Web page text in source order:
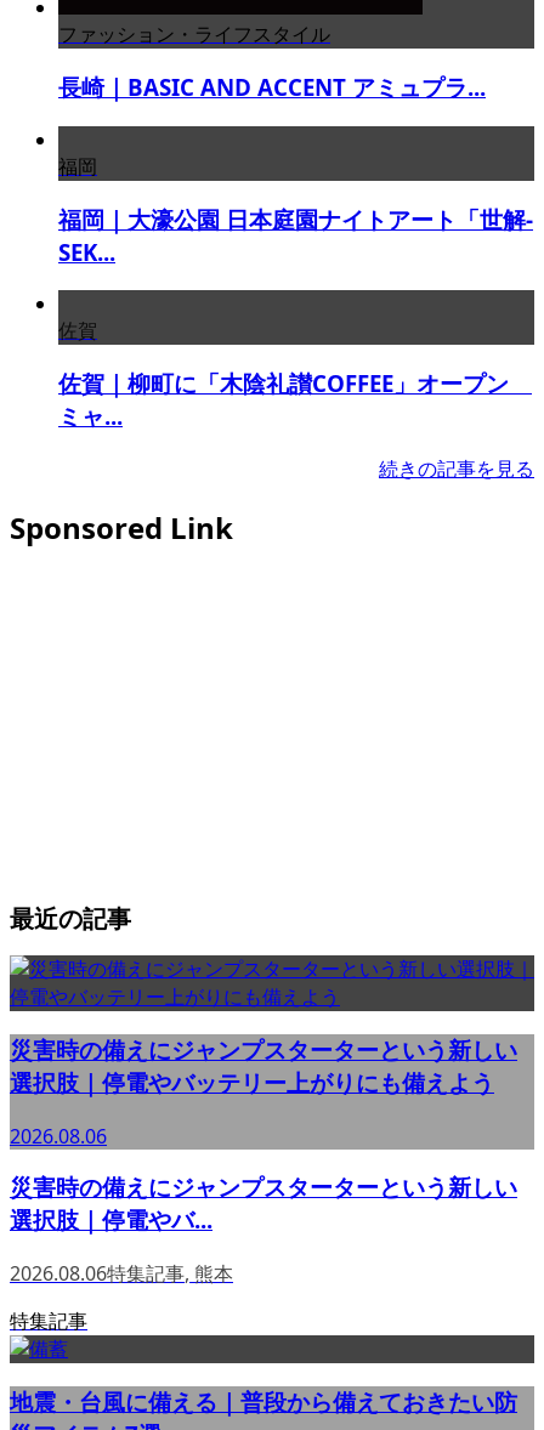
ファッション・ライフスタイル
長崎｜BASIC AND ACCENT アミュプラ...
福岡
福岡｜大濠公園 日本庭園ナイトアート「世解-
SEK...
佐賀
佐賀｜柳町に「木陰礼讃COFFEE」オープン
ミャ...
続きの記事を見る
Sponsored Link
最近の記事
災害時の備えにジャンプスターターという新しい
選択肢｜停電やバッテリー上がりにも備えよう
2026.08.06
災害時の備えにジャンプスターターという新しい
選択肢｜停電やバ...
2026.08.06特集記事, 熊本
特集記事
地震・台風に備える｜普段から備えておきたい防